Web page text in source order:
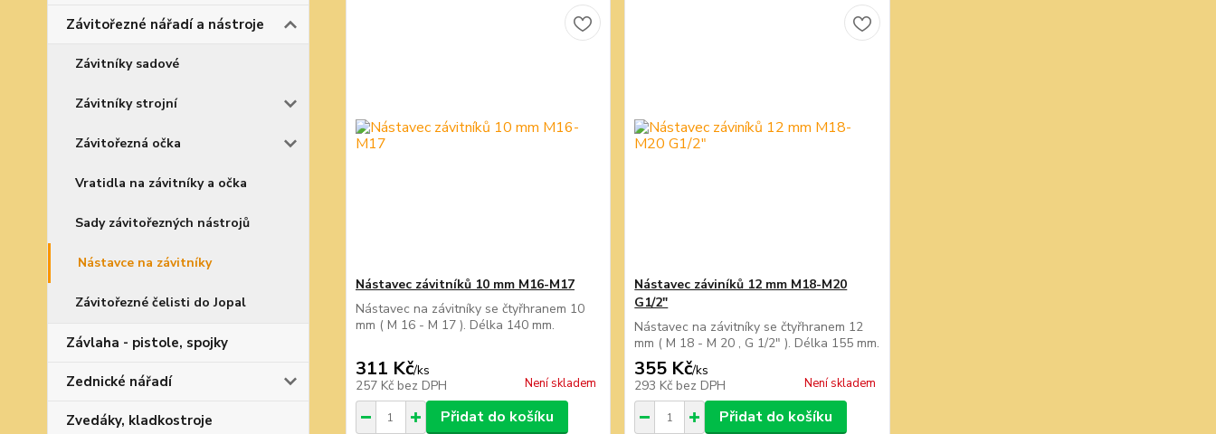
Závitořezné nářadí a nástroje
Závitníky sadové
Závitníky strojní
Závitořezná očka
Vratidla na závitníky a očka
Sady závitořezných nástrojů
Nástavce na závitníky
Závitořezné čelisti do Jopal
Závlaha - pistole, spojky
Zednické nářadí
Zvedáky, kladkostroje
Nástavec závitníků 10 mm M16-M17
Nástavec na závitníky se čtyřhranem 10
mm ( M 16 - M 17 ). Délka 140 mm.
311 Kč/ks
257 Kč bez DPH Není skladem
Přidat do košíku
Nástavec záviníků 12 mm M18-M20
G1/2"
Nástavec na závitníky se čtyřhranem 12
mm ( M 18 - M 20 , G 1/2" ). Délka 155 mm.
355 Kč/ks
293 Kč bez DPH Není skladem
Přidat do košíku